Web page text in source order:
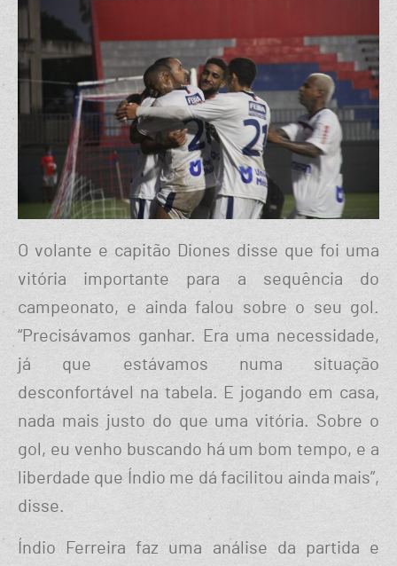
O volante e capitão Diones disse que foi uma
vitória importante para a sequência do
campeonato, e ainda falou sobre o seu gol.
“Precisávamos ganhar. Era uma necessidade,
já que estávamos numa situação
desconfortável na tabela. E jogando em casa,
nada mais justo do que uma vitória. Sobre o
gol, eu venho buscando há um bom tempo, e a
liberdade que Índio me dá facilitou ainda mais”,
disse.
Índio Ferreira faz uma análise da partida e